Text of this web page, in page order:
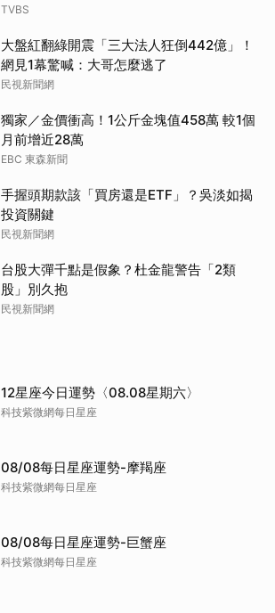
TVBS
大盤紅翻綠開震「三大法人狂倒442億」！
網見1幕驚喊：大哥怎麼逃了
民視新聞網
獨家／金價衝高！1公斤金塊值458萬 較1個
月前增近28萬
EBC 東森新聞
手握頭期款該「買房還是ETF」？吳淡如揭
投資關鍵
民視新聞網
台股大彈千點是假象？杜金龍警告「2類
股」別久抱
民視新聞網
12星座今日運勢〈08.08星期六〉
科技紫微網每日星座
08/08每日星座運勢-摩羯座
科技紫微網每日星座
08/08每日星座運勢-巨蟹座
科技紫微網每日星座